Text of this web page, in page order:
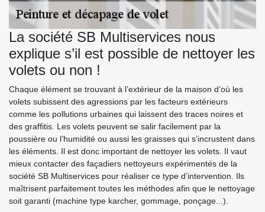
La société SB Multiservices nous
explique s’il est possible de nettoyer les
volets ou non !
Chaque élément se trouvant à l’extérieur de la maison d’où les
volets subissent des agressions par les facteurs extérieurs
comme les pollutions urbaines qui laissent des traces noires et
des graffitis. Les volets peuvent se salir facilement par la
poussière ou l’humidité ou aussi les graisses qui s’incrustent dans
les éléments. Il est donc important de nettoyer les volets. Il vaut
mieux contacter des façadiers nettoyeurs expérimentés de la
société SB Multiservices pour réaliser ce type d’intervention. Ils
maîtrisent parfaitement toutes les méthodes afin que le nettoyage
soit garanti (machine type karcher, gommage, ponçage...).